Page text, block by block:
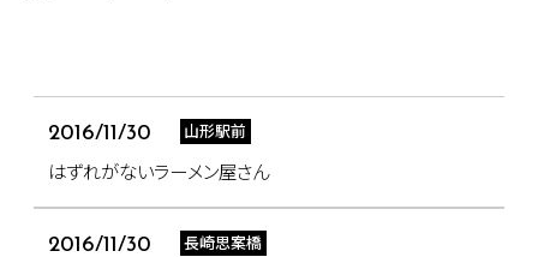
2016/11/30 山形駅前
はずれがないラーメン屋さん
2016/11/30 長崎思案橋